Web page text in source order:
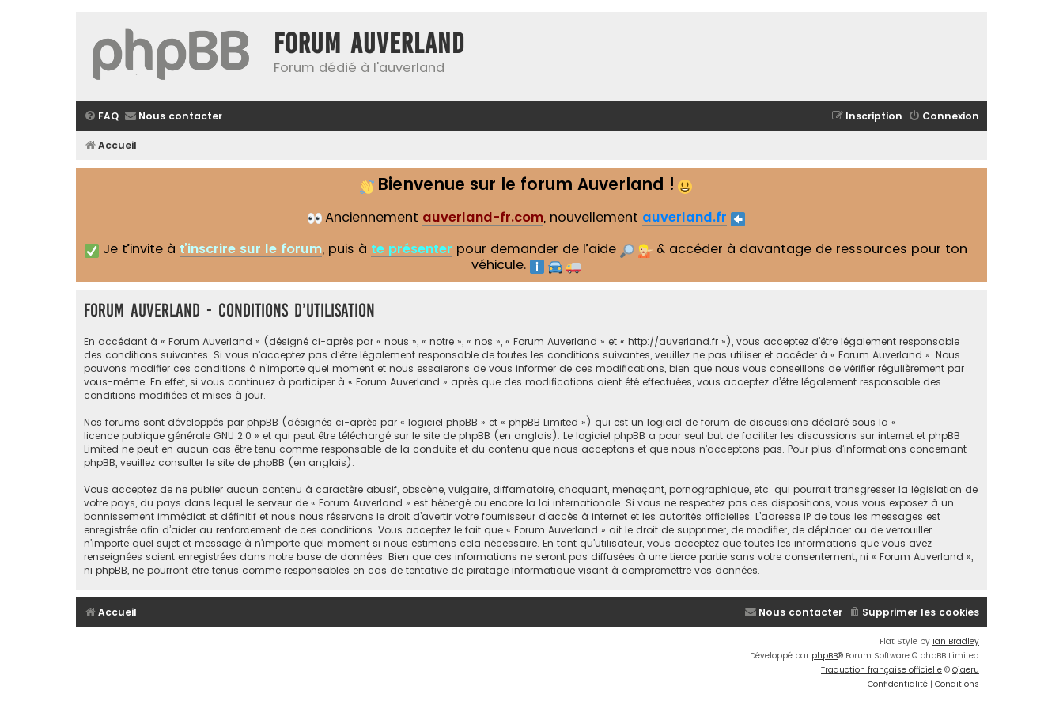
Forum Auverland
Forum dédié à l'auverland
FAQ Nous contacter Connexion
Inscription
Accueil
Bienvenue sur le forum Auverland !
Anciennement auverland-fr.com, nouvellement auverland.fr
Je t’invite à t’inscrire sur le forum, puis à te présenter pour demander de l’aide
& accéder à davantage de ressources pour ton
véhicule.
Forum Auverland - Conditions d’utilisation
En accédant à « Forum Auverland » (désigné ci-après par « nous », « notre », « nos », « Forum Auverland » et « http://auverland.fr »), vous acceptez d’être légalement responsable
des conditions suivantes. Si vous n’acceptez pas d’être légalement responsable de toutes les conditions suivantes, veuillez ne pas utiliser et accéder à « Forum Auverland ». Nous
pouvons modifier ces conditions à n’importe quel moment et nous essaierons de vous informer de ces modifications, bien que nous vous conseillons de vérifier régulièrement par
vous-même. En effet, si vous continuez à participer à « Forum Auverland » après que des modifications aient été effectuées, vous acceptez d’être légalement responsable des
conditions modifiées et mises à jour.
Nos forums sont développés par phpBB (désignés ci-après par « logiciel phpBB » et « phpBB Limited ») qui est un logiciel de forum de discussions déclaré sous la «
licence publique générale GNU 2.0 » et qui peut être téléchargé sur le site de phpBB (en anglais). Le logiciel phpBB a pour seul but de faciliter les discussions sur internet et phpBB
Limited ne peut en aucun cas être tenu comme responsable de la conduite et du contenu que nous acceptons et que nous n’acceptons pas. Pour plus d’informations concernant
phpBB, veuillez consulter le site de phpBB (en anglais).
Vous acceptez de ne publier aucun contenu à caractère abusif, obscène, vulgaire, diffamatoire, choquant, menaçant, pornographique, etc. qui pourrait transgresser la législation de
votre pays, du pays dans lequel le serveur de « Forum Auverland » est hébergé ou encore la loi internationale. Si vous ne respectez pas ces dispositions, vous vous exposez à un
bannissement immédiat et définitif et nous nous réservons le droit d’avertir votre fournisseur d’accès à internet et les autorités officielles. L’adresse IP de tous les messages est
enregistrée afin d’aider au renforcement de ces conditions. Vous acceptez le fait que « Forum Auverland » ait le droit de supprimer, de modifier, de déplacer ou de verrouiller
n’importe quel sujet et message à n’importe quel moment si nous estimons cela nécessaire. En tant qu’utilisateur, vous acceptez que toutes les informations que vous avez
renseignées soient enregistrées dans notre base de données. Bien que ces informations ne seront pas diffusées à une tierce partie sans votre consentement, ni « Forum Auverland »,
ni phpBB, ne pourront être tenus comme responsables en cas de tentative de piratage informatique visant à compromettre vos données.
Accueil Supprimer les cookies
Nous contacter
Flat Style by Ian Bradley
Développé par phpBB® Forum Software © phpBB Limited
Traduction française officielle © Qiaeru
Confidentialité | Conditions